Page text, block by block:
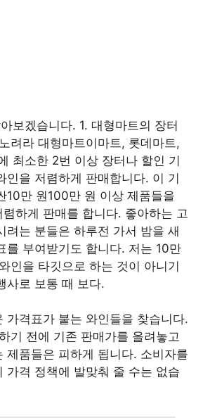
보겠습니다. 1. 대형마트의 장터
려라 대형마트이마트, 롯데마트,
최소한 2번 이상 장터나 할인 기
인을 저렴하게 판매합니다. 이 기
10만 원100만 원 이상 제품들을
하게 판매를 합니다. 좋아하는 고
려는 분들은 하루전 가서 밤을 새
를 부여받기도 합니다. 저는 10만
인을 타깃으로 하는 것이 아니기
사로 보통 때 보다.
가격표가 붙는 와인들을 찾습니다.
기 전에 기존 판매가를 올려놓고
제품들은 피하게 됩니다. 소비자를
가격 정책에 발맞춰 줄 수는 없습